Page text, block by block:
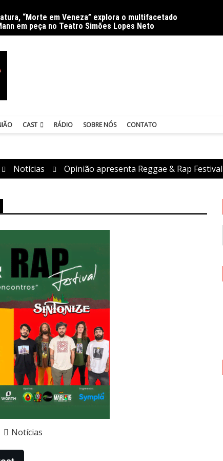
“Morte em Veneza” explora o multifacetado
em peça no Teatro Simões Lopes Neto
CAST RÁDIO SOBRE NÓS CONTATO
Notícias Opinião apresenta Reggae & Rap Festival
Notícias